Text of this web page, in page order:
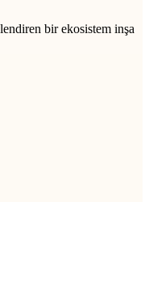
bir ekosistem inşa